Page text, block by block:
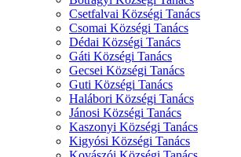
Csetfalvai Községi Tanács
Csomai Községi Tanács
Dédai Községi Tanács
Gáti Községi Tanács
Gecsei Községi Tanács
Guti Községi Tanács
Halábori Községi Tanács
Jánosi Községi Tanács
Kaszonyi Községi Tanács
Kigyósi Községi Tanács